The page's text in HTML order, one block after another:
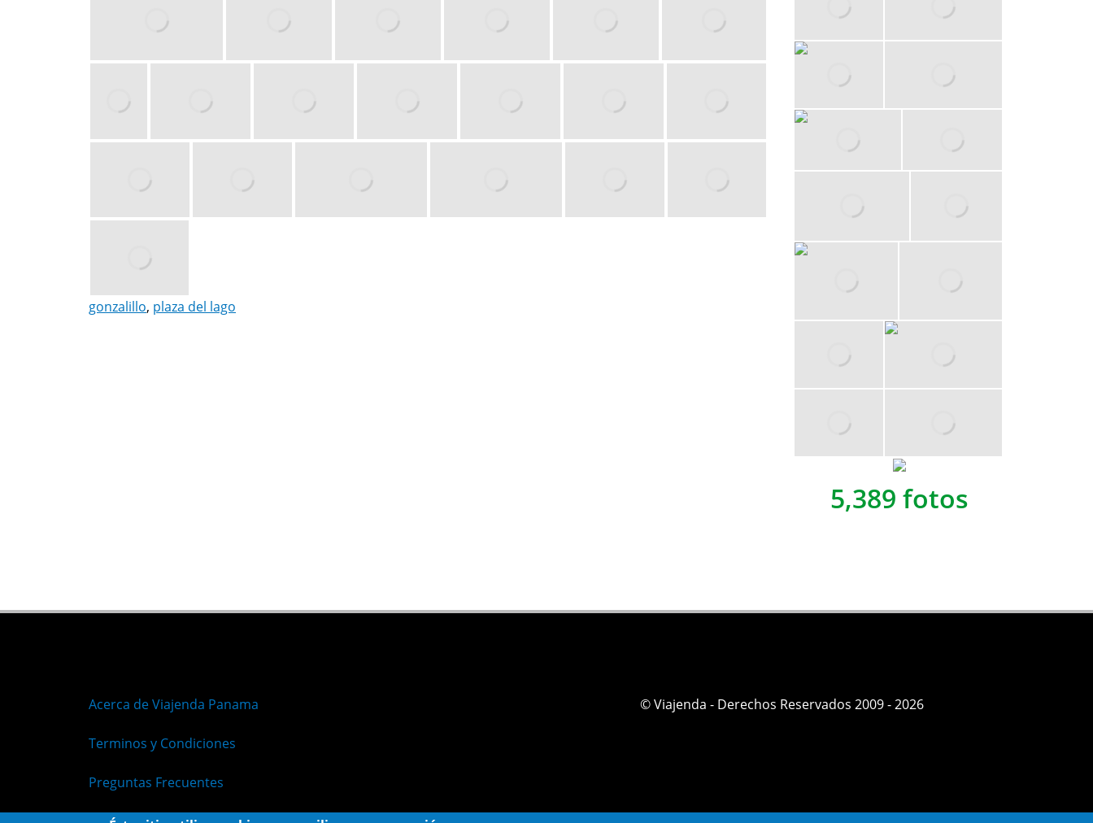
gonzalillo, plaza del lago
5,389 fotos
Acerca de Viajenda Panama
Terminos y Condiciones
Preguntas Frecuentes
© Viajenda - Derechos Reservados 2009 - 2026